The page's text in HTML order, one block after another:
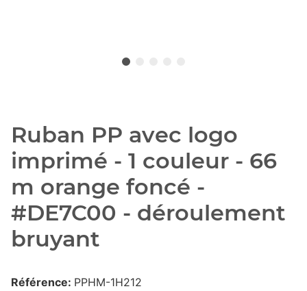
Ruban PP avec logo
imprimé - 1 couleur - 66
m orange foncé -
#DE7C00 - déroulement
bruyant
Référence: PPHM-1H212